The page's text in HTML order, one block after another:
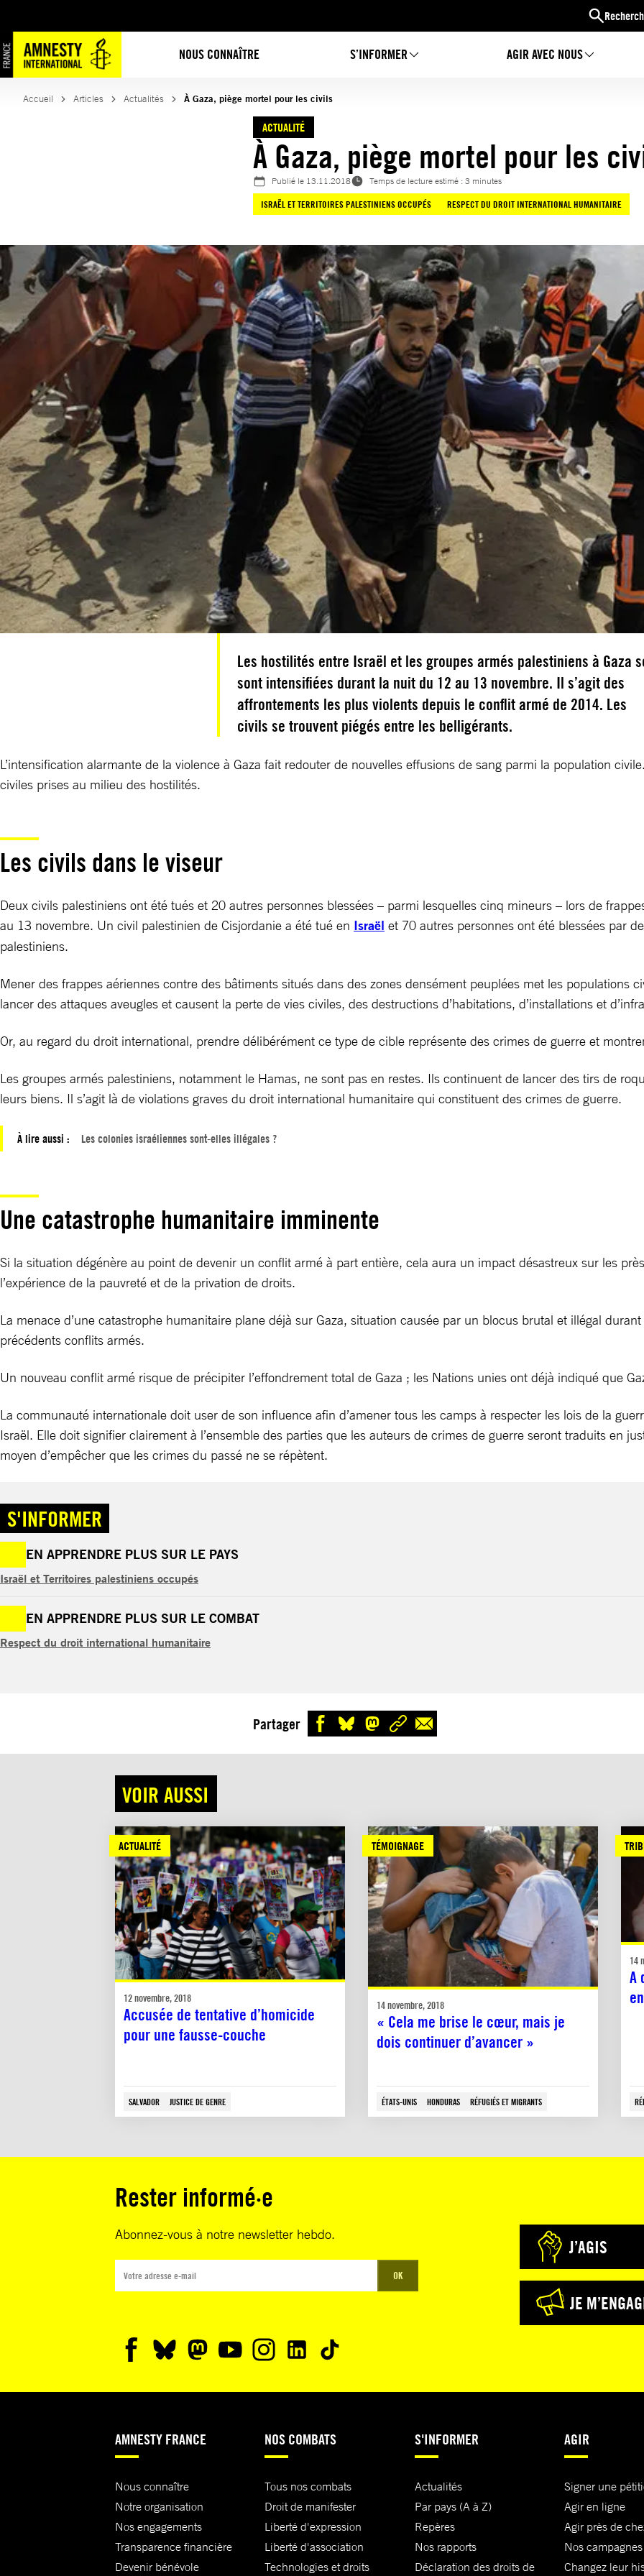
NOUS CONNAÎTRE S’INFORMER AGIR AVEC NOUS
au
contenu
Accueil Articles Actualités À Gaza, piège mortel pour les civils
ACTUALITÉ
À Gaza, piège mortel pour les
Publié le 13.11.2018
Temps de lecture estimé : 3 minutes
ISRAËL ET TERRITOIRES PALESTINIENS OCCUPÉS
RESPECT DU DROIT INTERNATIONAL HUMANITAIRE
Les hostilités entre Israël et les groupes armés palestiniens à Gaza
sont intensifiées durant la nuit du 12 au 13 novembre. Il s’agit des
affrontements les plus violents depuis le conflit armé de 2014. Les
civils se trouvent piégés entre les belligérants.
L’intensification alarmante de la violence à Gaza fait redouter de nouvelles effusions de sang parmi la population
civiles prises au milieu des hostilités.
Les civils dans le viseur
Deux civils palestiniens ont été tués et 20 autres personnes blessées – parmi lesquelles cinq mineurs – lors de
au 13 novembre. Un civil palestinien de Cisjordanie a été tué en Israël et 70 autres personnes ont été blessées par
palestiniens.
Mener des frappes aériennes contre des bâtiments situés dans des zones densément peuplées met les populations
lancer des attaques aveugles et causent la perte de vies civiles, des destructions d’habitations, d’installations et
Or, au regard du droit international, prendre délibérément ce type de cible représente des crimes de guerre et
Les groupes armés palestiniens, notamment le Hamas, ne sont pas en restes. Ils continuent de lancer des tirs de
leurs biens. Il s’agit là de violations graves du droit international humanitaire qui constituent des crimes de guerre.
À lire aussi : Les colonies israéliennes sont-elles illégales ?
Une catastrophe humanitaire imminente
Si la situation dégénère au point de devenir un conflit armé à part entière, cela aura un impact désastreux sur les
l’expérience de la pauvreté et de la privation de droits.
La menace d’une catastrophe humanitaire plane déjà sur Gaza, situation causée par un blocus brutal et illégal
précédents conflits armés.
Un nouveau conflit armé risque de précipiter l’effondrement total de Gaza ; les Nations unies ont déjà indiqué que
La communauté internationale doit user de son influence afin d’amener tous les camps à respecter les lois de la
Israël. Elle doit signifier clairement à l’ensemble des parties que les auteurs de crimes de guerre seront traduits en
moyen d’empêcher que les crimes du passé ne se répètent.
S'INFORMER
EN APPRENDRE PLUS SUR LE PAYS
Israël et Territoires palestiniens occupés
EN APPRENDRE PLUS SUR LE COMBAT
Respect du droit international humanitaire
Partager
VOIR AUSSI
ACTUALITÉ
12 novembre, 2018
Accusée de tentative d’homicide
pour une fausse-couche
SALVADOR JUSTICE DE GENRE
TÉMOIGNAGE
14 novembre, 2018
« Cela me brise le cœur, mais je
dois continuer d’avancer »
ÉTATS-UNIS HONDURAS RÉFUGIÉS ET MIGRANTS
14
A
Rester informé·e
Abonnez-vous à notre newsletter hebdo.
OK
J’AGIS
JE
AMNESTY FRANCE
Nous connaître
Notre organisation
Nos engagements
Transparence financière
Devenir bénévole
NOS COMBATS
Tous nos combats
Droit de manifester
Liberté d'expression
Liberté d'association
Technologies et droits
S'INFORMER
Actualités
Par pays (A à Z)
Repères
Nos rapports
Déclaration des droits de
AGIR
Signer une
Agir en ligne
Agir près de
Nos campagnes
Changez leur